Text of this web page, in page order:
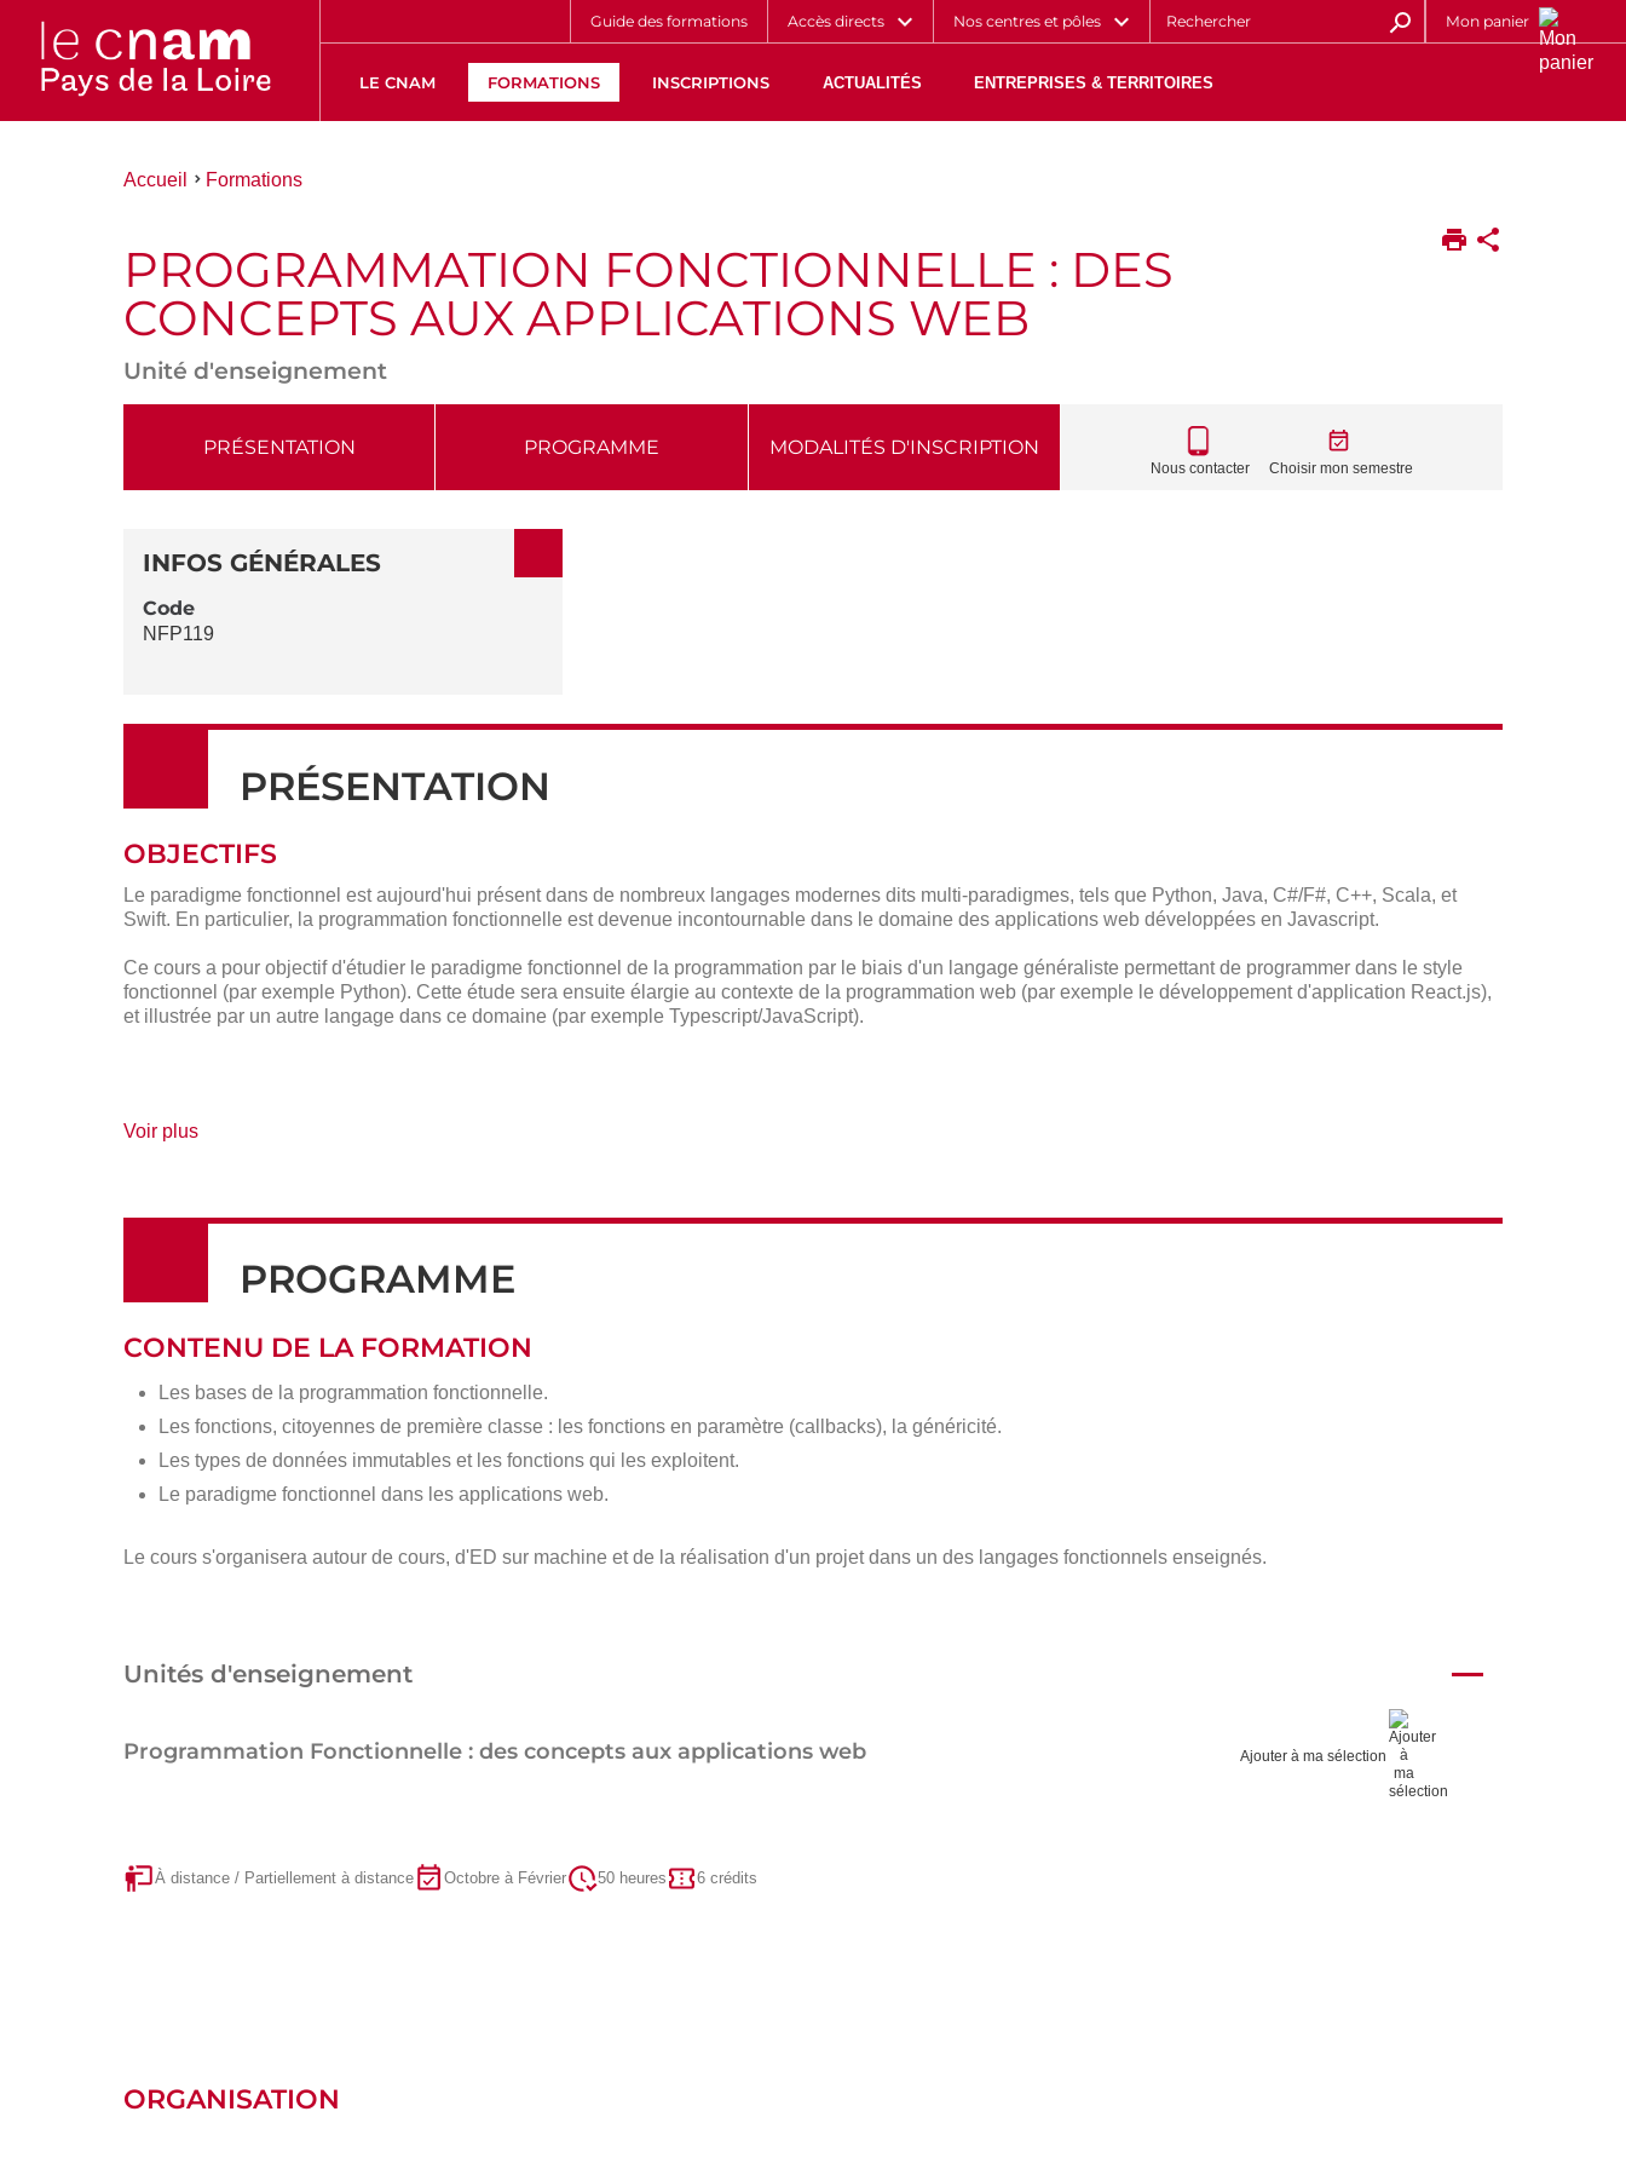
Aller
Navigation
Accès
Connexion
Guide des formations Accès directs Nos centres et pôles Mon panier
LE CNAM FORMATIONS INSCRIPTIONS ACTUALITÉS ENTREPRISES & TERRITOIRES
Vous
Accueil Formations
PROGRAMMATION FONCTIONNELLE : DES
CONCEPTS AUX APPLICATIONS WEB
Unité d'enseignement
ACCÉDER
DE
LA
PRÉSENTATION PROGRAMME MODALITÉS D'INSCRIPTION
CALL
TO
Nous contacter Choisir mon semestre
DÉTAILS
INFOS GÉNÉRALES
Code
NFP119
PRÉSENTATION
OBJECTIFS
Le paradigme fonctionnel est aujourd'hui présent dans de nombreux langages modernes dits multi-paradigmes, tels que Python, Java, C#/F#, C++, Scala, et
Swift. En particulier, la programmation fonctionnelle est devenue incontournable dans le domaine des applications web développées en Javascript.
Ce cours a pour objectif d'étudier le paradigme fonctionnel de la programmation par le biais d'un langage généraliste permettant de programmer dans le style
fonctionnel (par exemple Python). Cette étude sera ensuite élargie au contexte de la programmation web (par exemple le développement d'application React.js),
et illustrée par un autre langage dans ce domaine (par exemple Typescript/JavaScript).
Voir plusde
PROGRAMME
CONTENU DE LA FORMATION
Les bases de la programmation fonctionnelle.
Les fonctions, citoyennes de première classe : les fonctions en paramètre (callbacks), la généricité.
Les types de données immutables et les fonctions qui les exploitent.
Le paradigme fonctionnel dans les applications web.
Le cours s'organisera autour de cours, d'ED sur machine et de la réalisation d'un projet dans un des langages fonctionnels enseignés.
Unités d'enseignement
Programmation Fonctionnelle : des concepts aux applications web Ajouter à ma sélection
À distance / Partiellement à distance Octobre à Février 50 heures 6 crédits
ORGANISATION